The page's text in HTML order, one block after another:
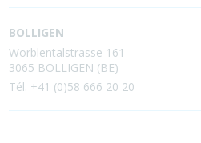
BOLLIGEN
Worblentalstrasse 161
3065 BOLLIGEN (BE)
Tél. +41 (0)58 666 20 20